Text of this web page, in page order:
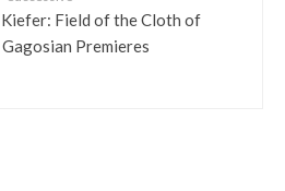
Kiefer: Field of the Cloth of
Gagosian Premieres